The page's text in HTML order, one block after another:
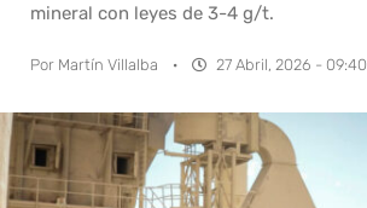
mineral con leyes de 3-4 g/t.
Por Martín Villalba · 27 Abril, 2026 - 09:40